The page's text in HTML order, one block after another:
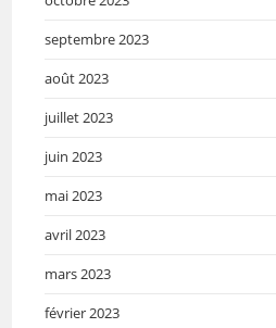
septembre 2023
août 2023
juillet 2023
juin 2023
mai 2023
avril 2023
mars 2023
février 2023